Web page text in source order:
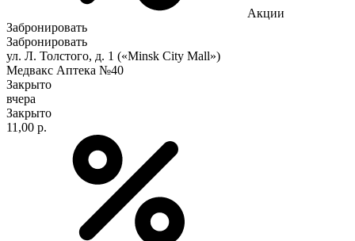
Акции
Забронировать
Забронировать
ул. Л. Толстого, д. 1 («Minsk City Mall»)
Медвакс Аптека №40
Закрыто
вчера
Закрыто
11,00 р.